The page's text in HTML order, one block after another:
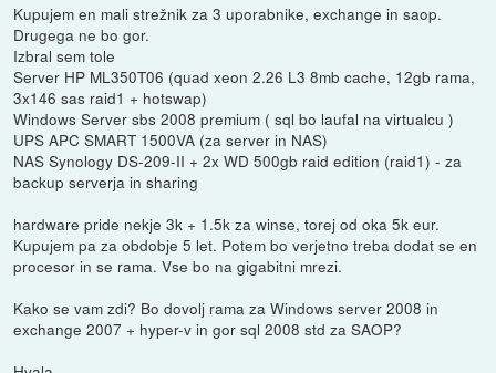
Kupujem en mali strežnik za 3 uporabnike, exchange in saop.
Drugega ne bo gor.
Izbral sem tole
Server HP ML350T06 (quad xeon 2.26 L3 8mb cache, 12gb rama,
3x146 sas raid1 + hotswap)
Windows Server sbs 2008 premium ( sql bo laufal na virtualcu )
UPS APC SMART 1500VA (za server in NAS)
NAS Synology DS-209-II + 2x WD 500gb raid edition (raid1) - za
backup serverja in sharing
hardware pride nekje 3k + 1.5k za winse, torej od oka 5k eur.
Kupujem pa za obdobje 5 let. Potem bo verjetno treba dodat se en
procesor in se rama. Vse bo na gigabitni mrezi.
Kako se vam zdi? Bo dovolj rama za Windows server 2008 in
exchange 2007 + hyper-v in gor sql 2008 std za SAOP?